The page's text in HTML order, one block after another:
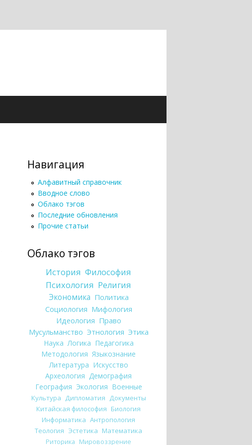
Навигация
Алфавитный справочник
Вводное слово
Облако тэгов
Последние обновления
Прочие статьи
Облако тэгов
История Философия
Психология Религия
Экономика Политика
Социология Мифология
Идеология Право
Мусульманство Этнология Этика
Наука Логика Педагогика
Методология Языкознание
Литература Искусство
Археология Демография
География Экология Военные
Культура Дипломатия Документы
Китайская философия Биология
Информатика Антропология
Теология Эстетика Математика
Риторика Мировоззрение